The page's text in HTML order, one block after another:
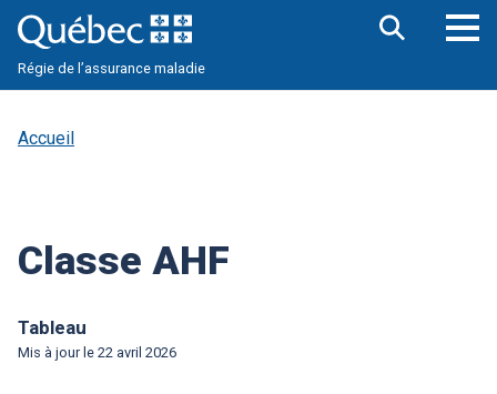
contenu
principal
Régie de l’assurance maladie
barre
Accueil
Classe AHF
Tableau
Mis à jour le 22 avril 2026